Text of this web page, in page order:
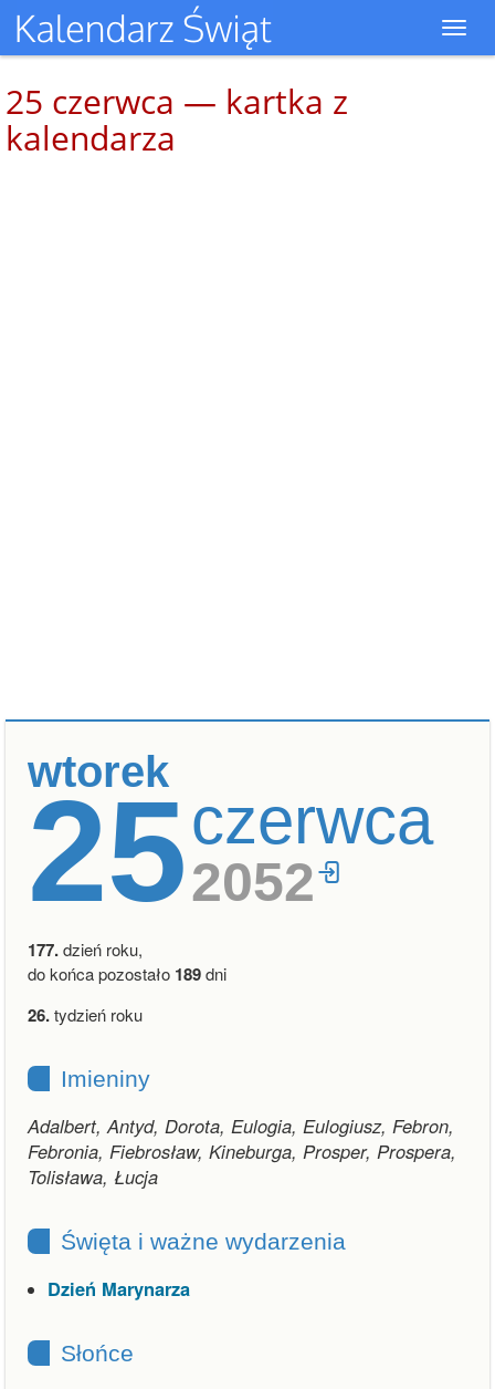
25 czerwca — kartka z
kalendarza
wtorek
25czerwca
2052
177.dzień roku,
do końca pozostało 189dni
26.tydzień roku
Imieniny
Adalbert, Antyd, Dorota, Eulogia, Eulogiusz, Febron,
Febronia, Fiebrosław, Kineburga, Prosper, Prospera,
Tolisława, Łucja
Święta i ważne wydarzenia
Dzień Marynarza
Słońce